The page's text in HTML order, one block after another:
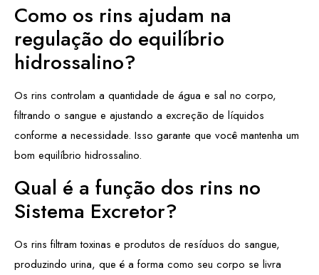
Como os rins ajudam na
regulação do equilíbrio
hidrossalino?
Os rins controlam a quantidade de água e sal no corpo,
filtrando o sangue e ajustando a excreção de líquidos
conforme a necessidade. Isso garante que você mantenha um
bom equilíbrio hidrossalino.
Qual é a função dos rins no
Sistema Excretor?
Os rins filtram toxinas e produtos de resíduos do sangue,
produzindo urina, que é a forma como seu corpo se livra